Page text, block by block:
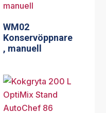
WM02
Konservöppnare
, manuell